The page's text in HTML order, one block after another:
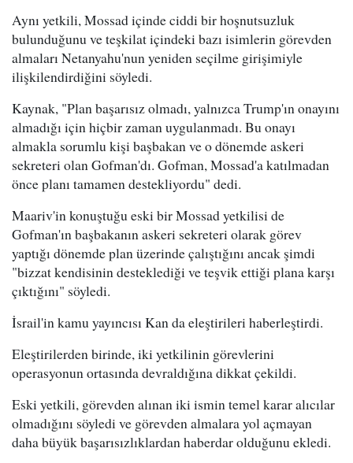
Aynı yetkili, Mossad içinde ciddi bir hoşnutsuzluk
bulunduğunu ve teşkilat içindeki bazı isimlerin görevden
almaları Netanyahu'nun yeniden seçilme girişimiyle
ilişkilendirdiğini söyledi.
Kaynak, "Plan başarısız olmadı, yalnızca Trump'ın onayını
almadığı için hiçbir zaman uygulanmadı. Bu onayı
almakla sorumlu kişi başbakan ve o dönemde askeri
sekreteri olan Gofman'dı. Gofman, Mossad'a katılmadan
önce planı tamamen destekliyordu" dedi.
Maariv'in konuştuğu eski bir Mossad yetkilisi de
Gofman'ın başbakanın askeri sekreteri olarak görev
yaptığı dönemde plan üzerinde çalıştığını ancak şimdi
"bizzat kendisinin desteklediği ve teşvik ettiği plana karşı
çıktığını" söyledi.
İsrail'in kamu yayıncısı Kan da eleştirileri haberleştirdi.
Eleştirilerden birinde, iki yetkilinin görevlerini
operasyonun ortasında devraldığına dikkat çekildi.
Eski yetkili, görevden alınan iki ismin temel karar alıcılar
olmadığını söyledi ve görevden almalara yol açmayan
daha büyük başarısızlıklardan haberdar olduğunu ekledi.